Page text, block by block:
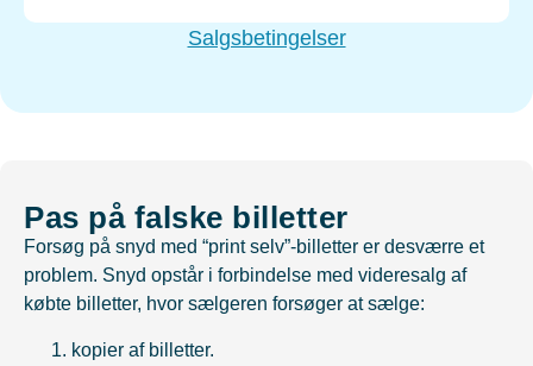
Salgsbetingelser
Pas på falske billetter
Forsøg på snyd med “print selv”-billetter er desværre et
problem. Snyd opstår i forbindelse med videresalg af
købte billetter, hvor sælgeren forsøger at sælge:
kopier af billetter.